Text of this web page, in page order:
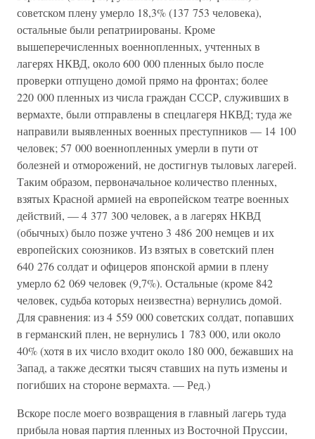
советском плену умерло 18,3% (137 753 человека),
остальные были репатриированы. Кроме
вышеперечисленных военнопленных, учтенных в
лагерях НКВД, около 600 000 пленных было после
проверки отпущено домой прямо на фронтах; более
220 000 пленных из числа граждан СССР, служивших в
вермахте, были отправлены в спецлагеря НКВД; туда же
направили выявленных военных преступников — 14 100
человек; 57 000 военнопленных умерли в пути от
болезней и отморожений, не достигнув тыловых лагерей.
Таким образом, первоначальное количество пленных,
взятых Красной армией на европейском театре военных
действий, — 4 377 300 человек, а в лагерях НКВД
(обычных) было позже учтено 3 486 200 немцев и их
европейских союзников. Из взятых в советский плен
640 276 солдат и офицеров японской армии в плену
умерло 62 069 человек (9,7%). Остальные (кроме 842
человек, судьба которых неизвестна) вернулись домой.
Для сравнения: из 4 559 000 советских солдат, попавших
в германский плен, не вернулись 1 783 000, или около
40% (хотя в их число входит около 180 000, бежавших на
Запад, а также десятки тысяч ставших на путь измены и
погибших на стороне вермахта. — Ред.)
Вскоре после моего возвращения в главный лагерь туда
прибыла новая партия пленных из Восточной Пруссии,